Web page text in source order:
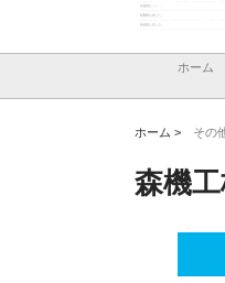
イトが提供す
ホーム
ホーム > その
森機